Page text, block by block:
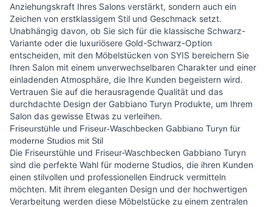
Anziehungskraft Ihres Salons verstärkt, sondern auch ein
Zeichen von erstklassigem Stil und Geschmack setzt.
Unabhängig davon, ob Sie sich für die klassische Schwarz-
Variante oder die luxuriösere Gold-Schwarz-Option
entscheiden, mit den Möbelstücken von SYIS bereichern Sie
Ihren Salon mit einem unverwechselbaren Charakter und einer
einladenden Atmosphäre, die Ihre Kunden begeistern wird.
Vertrauen Sie auf die herausragende Qualität und das
durchdachte Design der Gabbiano Turyn Produkte, um Ihrem
Salon das gewisse Etwas zu verleihen.
Friseurstühle und Friseur-Waschbecken Gabbiano Turyn für
moderne Studios mit Stil
Die Friseurstühle und Friseur-Waschbecken Gabbiano Turyn
sind die perfekte Wahl für moderne Studios, die ihren Kunden
einen stilvollen und professionellen Eindruck vermitteln
möchten. Mit ihrem eleganten Design und der hochwertigen
Verarbeitung werden diese Möbelstücke zu einem zentralen